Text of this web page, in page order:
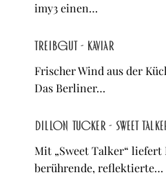
imy3 einen…
treibgut - kaviar
Frischer Wind aus der
Das Berliner…
Dillon Tucker - Sweet
Mit „Sweet Talker“
berührende, reflektierte…